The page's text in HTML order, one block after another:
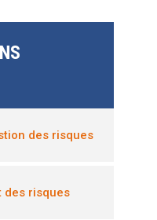
des risques
des risques